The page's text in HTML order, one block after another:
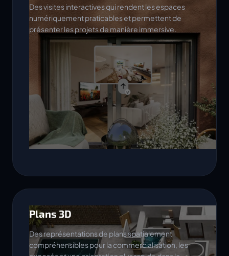
Des visites interactives qui rendent les espaces
numériquement praticables et permettent de
présenter les projets de manière immersive.
Plans 3D
Des représentations de plans spatialement
compréhensibles pour la commercialisation, les